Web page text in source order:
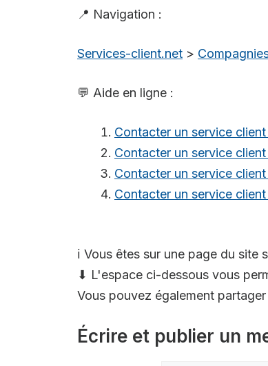
📍 Navigation :
Services-client.net >
💬 Aide en ligne :
Contacter un service
Contacter un service
Contacter un service
Contacter un service
ℹ️ Vous êtes sur une page du site
⬇ L'espace ci-dessous vous
Vous pouvez également
Écrire et publier un